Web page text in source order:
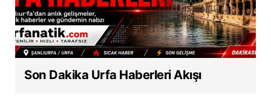
Son Dakika Urfa Haberleri Akışı